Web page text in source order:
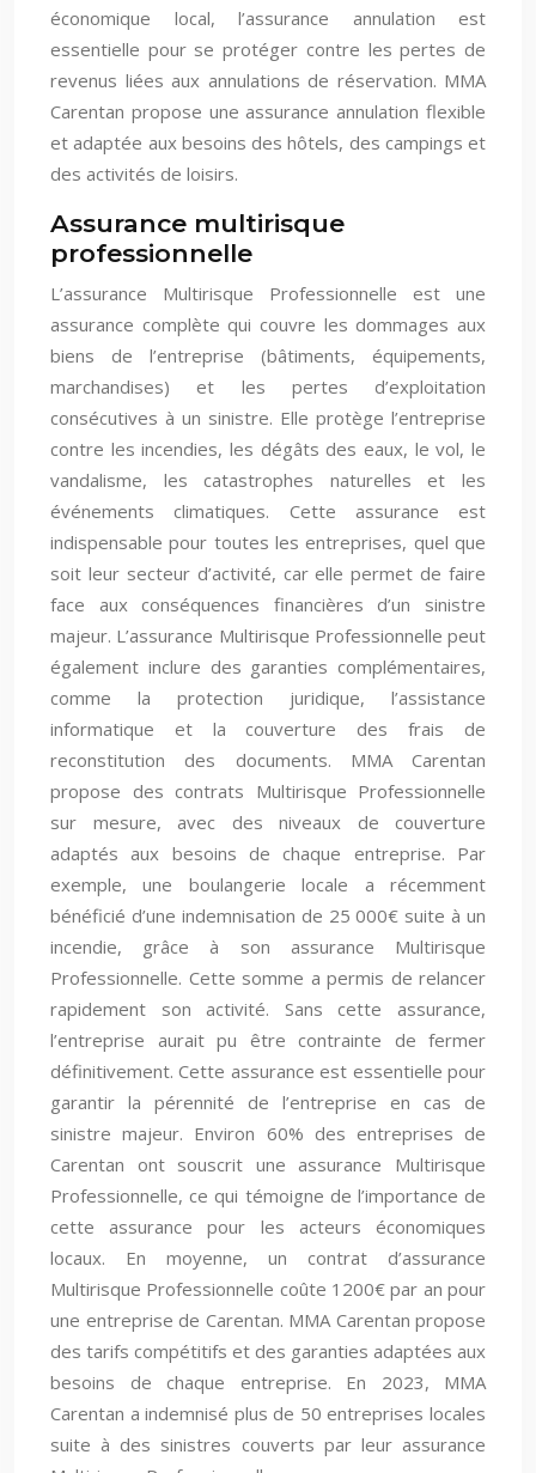
économique local, l’assurance annulation est
essentielle pour se protéger contre les pertes de
revenus liées aux annulations de réservation. MMA
Carentan propose une assurance annulation flexible
et adaptée aux besoins des hôtels, des campings et
des activités de loisirs.
Assurance multirisque
professionnelle
L’assurance Multirisque Professionnelle est une
assurance complète qui couvre les dommages aux
biens de l’entreprise (bâtiments, équipements,
marchandises) et les pertes d’exploitation
consécutives à un sinistre. Elle protège l’entreprise
contre les incendies, les dégâts des eaux, le vol, le
vandalisme, les catastrophes naturelles et les
événements climatiques. Cette assurance est
indispensable pour toutes les entreprises, quel que
soit leur secteur d’activité, car elle permet de faire
face aux conséquences financières d’un sinistre
majeur. L’assurance Multirisque Professionnelle peut
également inclure des garanties complémentaires,
comme la protection juridique, l’assistance
informatique et la couverture des frais de
reconstitution des documents. MMA Carentan
propose des contrats Multirisque Professionnelle
sur mesure, avec des niveaux de couverture
adaptés aux besoins de chaque entreprise. Par
exemple, une boulangerie locale a récemment
bénéficié d’une indemnisation de 25 000€ suite à un
incendie, grâce à son assurance Multirisque
Professionnelle. Cette somme a permis de relancer
rapidement son activité. Sans cette assurance,
l’entreprise aurait pu être contrainte de fermer
définitivement. Cette assurance est essentielle pour
garantir la pérennité de l’entreprise en cas de
sinistre majeur. Environ 60% des entreprises de
Carentan ont souscrit une assurance Multirisque
Professionnelle, ce qui témoigne de l’importance de
cette assurance pour les acteurs économiques
locaux. En moyenne, un contrat d’assurance
Multirisque Professionnelle coûte 1200€ par an pour
une entreprise de Carentan. MMA Carentan propose
des tarifs compétitifs et des garanties adaptées aux
besoins de chaque entreprise. En 2023, MMA
Carentan a indemnisé plus de 50 entreprises locales
suite à des sinistres couverts par leur assurance